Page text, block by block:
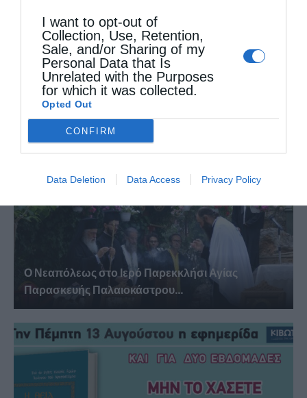
I want to opt-out of
Collection, Use, Retention,
Sale, and/or Sharing of my
Personal Data that Is
Unrelated with the Purposes
for which it was collected.
Opted Out
CONFIRM
Data Deletion Data Access Privacy Policy
Η πανήγυρις της Μεταμορφώσεως του Σωτήρος
στη Θεσσαλονίκη
Ο Νεαπόλεως στο Ιερό Παρεκκλήσι Αγίας
Παρασκευής Παλαιοκάστρου...